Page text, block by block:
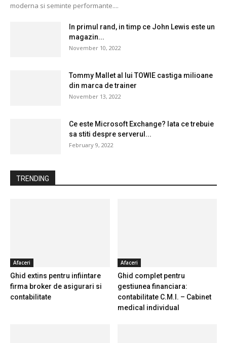
moderna si seminte performante....
In primul rand, in timp ce John Lewis este un
magazin...
November 10, 2022
Tommy Mallet al lui TOWIE castiga milioane
din marca de trainer
November 13, 2022
Ce este Microsoft Exchange? Iata ce trebuie
sa stiti despre serverul...
February 9, 2022
TRENDING
Afaceri
Ghid extins pentru infiintare
firma broker de asigurari si
contabilitate
Afaceri
Ghid complet pentru
gestiunea financiara:
contabilitate C.M.I. – Cabinet
medical individual